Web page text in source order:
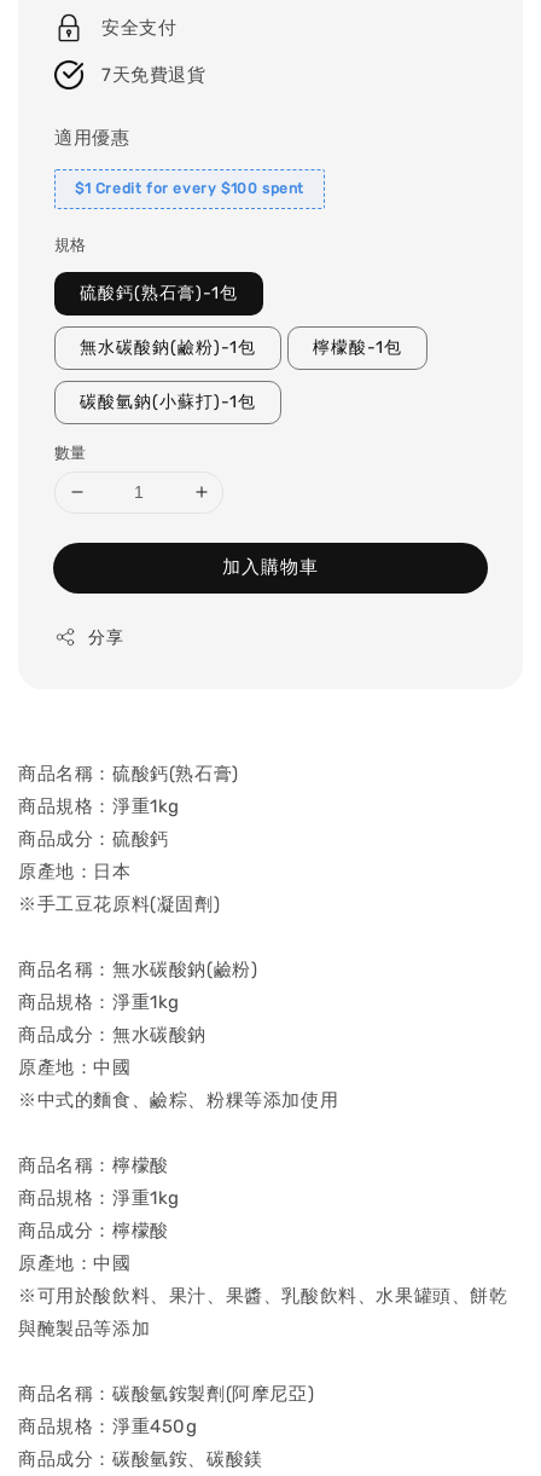
安全支付
7天免費退貨
適用優惠
$1 Credit for every $100 spent
規格
硫酸鈣(熟石膏)-1包
無水碳酸鈉(鹼粉)-1包 檸檬酸-1包
碳酸氫鈉(小蘇打)-1包
數量
加入購物車
分享
商品名稱：硫酸鈣(熟石膏)
商品規格：淨重1kg
商品成分：硫酸鈣
原產地：日本
※手工豆花原料(凝固劑)
商品名稱：無水碳酸鈉(鹼粉)
商品規格：淨重1kg
商品成分：無水碳酸鈉
原產地：中國
※中式的麵食、鹼粽、粉粿等添加使用
商品名稱：檸檬酸
商品規格：淨重1kg
商品成分：檸檬酸
原產地：中國
※可用於酸飲料、果汁、果醬、乳酸飲料、水果罐頭、餅乾
與醃製品等添加
商品名稱：碳酸氫銨製劑(阿摩尼亞)
商品規格：淨重450g
商品成分：碳酸氫銨、碳酸鎂